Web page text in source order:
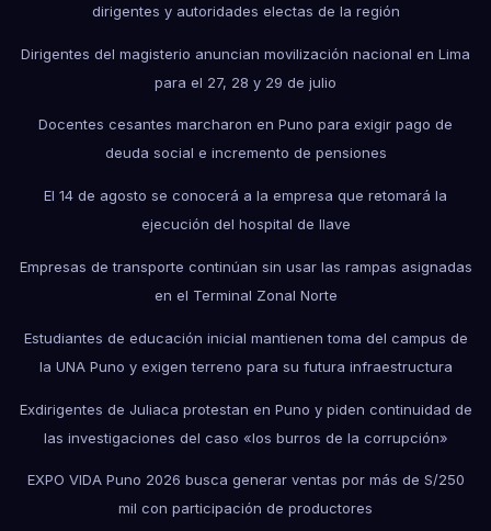
dirigentes y autoridades electas de la región
Dirigentes del magisterio anuncian movilización nacional en Lima
para el 27, 28 y 29 de julio
Docentes cesantes marcharon en Puno para exigir pago de
deuda social e incremento de pensiones
El 14 de agosto se conocerá a la empresa que retomará la
ejecución del hospital de Ilave
Empresas de transporte continúan sin usar las rampas asignadas
en el Terminal Zonal Norte
Estudiantes de educación inicial mantienen toma del campus de
la UNA Puno y exigen terreno para su futura infraestructura
Exdirigentes de Juliaca protestan en Puno y piden continuidad de
las investigaciones del caso «los burros de la corrupción»
EXPO VIDA Puno 2026 busca generar ventas por más de S/250
mil con participación de productores